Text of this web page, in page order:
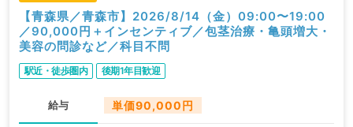
【青森県／青森市】2026/8/14（金）09:00〜19:00
／90,000円＋インセンティブ／包茎治療・亀頭増大・
美容の問診など／科目不問
駅近・徒歩圏内 後期1年目歓迎
給与 単価90,000円